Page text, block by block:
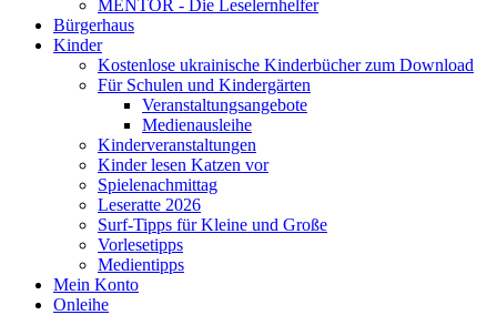
MENTOR - Die Leselernhelfer
Bürgerhaus
Kinder
Kostenlose ukrainische Kinderbücher zum Download
Für Schulen und Kindergärten
Veranstaltungsangebote
Medienausleihe
Kinderveranstaltungen
Kinder lesen Katzen vor
Spielenachmittag
Leseratte 2026
Surf-Tipps für Kleine und Große
Vorlesetipps
Medientipps
Mein Konto
Onleihe